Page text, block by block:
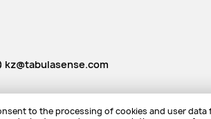
kz@tabulasense.com
to the processing of cookies and user